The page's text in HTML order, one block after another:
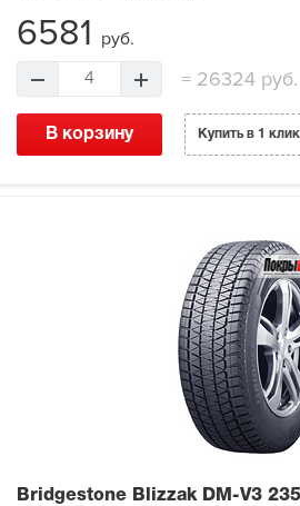
6581 руб.
4 = 26324 руб.
В корзину Купить в 1 клик
Bridgestone Blizzak DM-V3